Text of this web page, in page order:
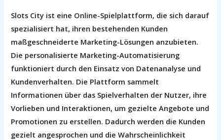
Slots City ist eine Online-Spielplattform, die sich darauf
spezialisiert hat, ihren bestehenden Kunden
maßgeschneiderte Marketing-Lösungen anzubieten.
Die personalisierte Marketing-Automatisierung
funktioniert durch den Einsatz von Datenanalyse und
Kundenverhalten. Die Plattform sammelt
Informationen über das Spielverhalten der Nutzer, ihre
Vorlieben und Interaktionen, um gezielte Angebote und
Promotionen zu erstellen. Dadurch werden die Kunden
gezielt angesprochen und die Wahrscheinlichkeit